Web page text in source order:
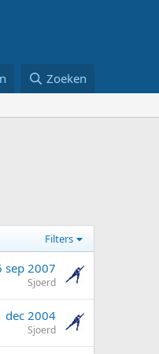
Zoeken
Filters
sep 2007
Sjoerd
dec 2004
Sjoerd